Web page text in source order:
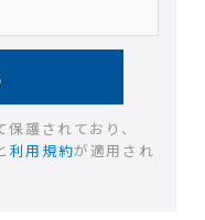
護されており、
利用規約が適用され